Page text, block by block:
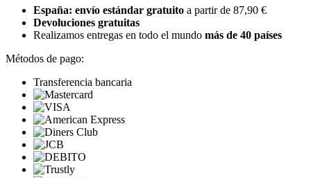
España: envío estándar gratuito a partir de 87,90 €
Devoluciones gratuitas
Realizamos entregas en todo el mundo más de 40 países
Métodos de pago:
Transferencia bancaria